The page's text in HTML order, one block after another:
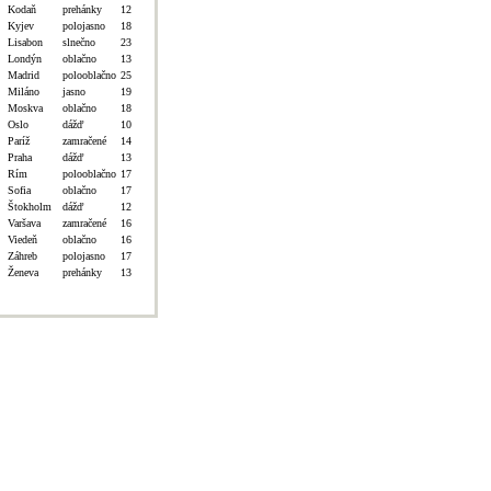
Kodaň
prehánky
12
Kyjev
polojasno
18
Lisabon
slnečno
23
Londýn
oblačno
13
Madrid
polooblačno 25
Miláno
jasno
19
Moskva
oblačno
18
Oslo
dážď
10
Paríž
zamračené
14
Praha
dážď
13
Rím
polooblačno 17
Sofia
oblačno
17
Štokholm
dážď
12
Varšava
zamračené
16
Viedeň
oblačno
16
Záhreb
polojasno
17
Ženeva
prehánky 13